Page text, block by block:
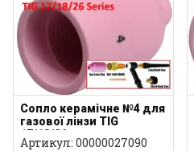
Сопло керамічне №4 для
газової лінзи TIG
17/18/26
Артикул: 00000027090